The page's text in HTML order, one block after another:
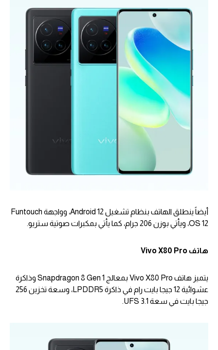
أيضاً ينطلق الهاتف بنظام تشغيل Android 12، وواجهة Funtouch
OS 12، ويأتي بوزن 206 جرام، كما يأتي بمكبرات صوتية ستريو.
هاتف Vivo X80 Pro
يتميز هاتف Vivo X80 Pro بمعالج Snapdragon 8 Gen 1 وذاكرة
عشوائية 12 جيجا بايت رام في ذاكرة LPDDR5، وسعة تخزين 256
جيجا بايت في سعة UFS 3.1.